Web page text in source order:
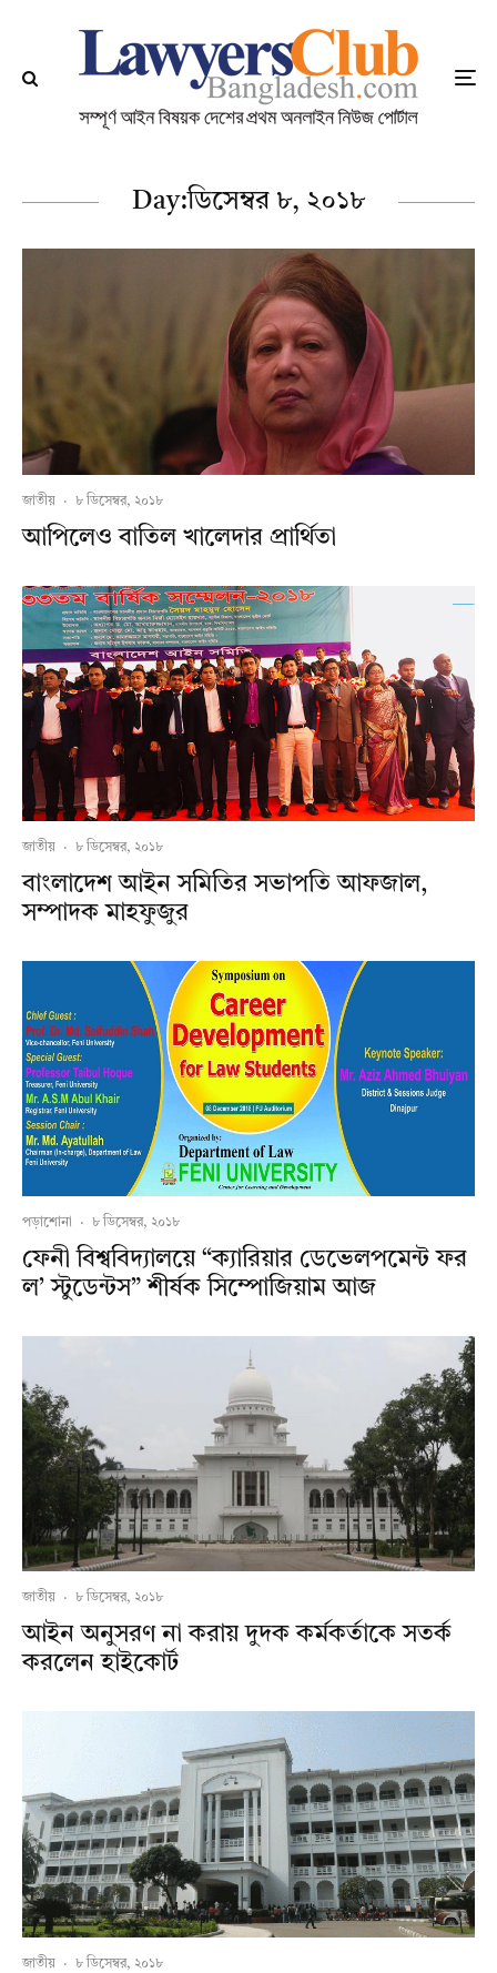
Day:ডিসেম্বর ৮, ২০১৮
জাতীয় · ৮ ডিসেম্বর, ২০১৮
আপিলেও বাতিল খালেদার প্রার্থিতা
জাতীয় · ৮ ডিসেম্বর, ২০১৮
বাংলাদেশ আইন সমিতির সভাপতি আফজাল,
সম্পাদক মাহফুজুর
পড়াশোনা · ৮ ডিসেম্বর, ২০১৮
ফেনী বিশ্ববিদ্যালয়ে “ক্যারিয়ার ডেভেলপমেন্ট ফর
ল’ স্টুডেন্টস” শীর্ষক সিম্পোজিয়াম আজ
জাতীয় · ৮ ডিসেম্বর, ২০১৮
আইন অনুসরণ না করায় দুদক কর্মকর্তাকে সতর্ক
করলেন হাইকোর্ট
জাতীয় · ৮ ডিসেম্বর, ২০১৮